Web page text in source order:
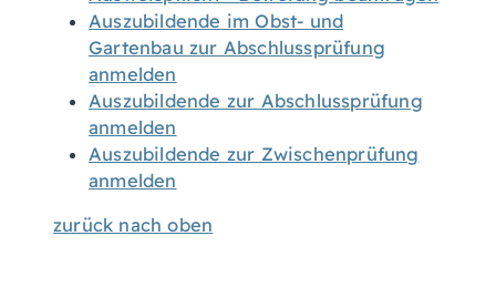
Auszubildende im Obst- und
Gartenbau zur Abschlussprüfung
anmelden
Auszubildende zur Abschlussprüfung
anmelden
Auszubildende zur Zwischenprüfung
anmelden
zurück nach oben